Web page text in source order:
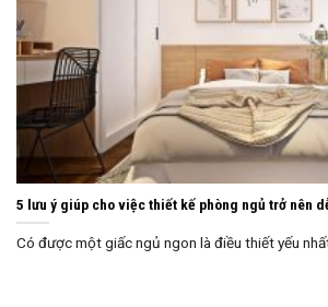
5 lưu ý giúp cho việc thiết kế phòng ngủ trở nên
Có được một giấc ngủ ngon là điều thiết yếu